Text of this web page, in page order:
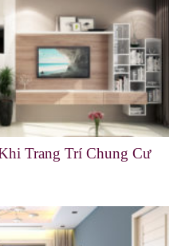
Trang Trí Chung Cư